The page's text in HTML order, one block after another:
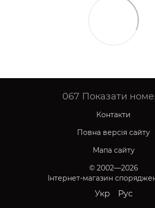
067 Показати
Контакти
Повна версія сайту
Мапа сайту
© 2002—2026
Інтернет-магазин
Укр Рус